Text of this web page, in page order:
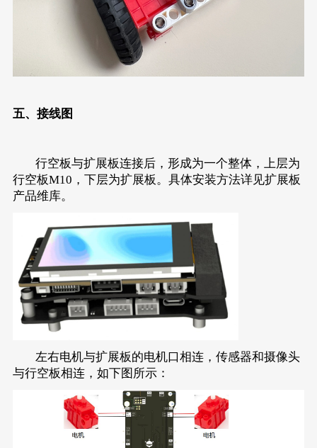
五、接线图
行空板与扩展板连接后，形成为一个整体，上层为
行空板M10，下层为扩展板。具体安装方法详见扩展板
产品维库。
左右电机与扩展板的电机口相连，传感器和摄像头
与行空板相连，如下图所示：